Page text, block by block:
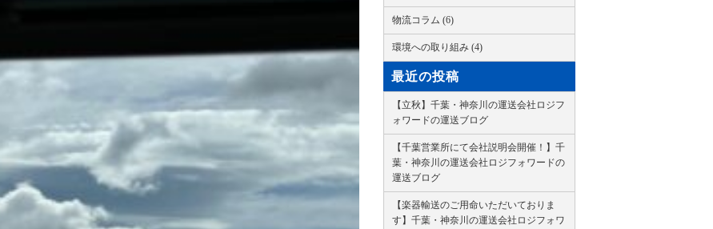
物流コラム (6)
環境への取り組み (4)
最近の投稿
【立秋】千葉・神奈川の運送会社ロジフ
ォワードの運送ブログ
【千葉営業所にて会社説明会開催！】千
葉・神奈川の運送会社ロジフォワードの
運送ブログ
【楽器輸送のご用命いただいておりま
す】千葉・神奈川の運送会社ロジフォワ